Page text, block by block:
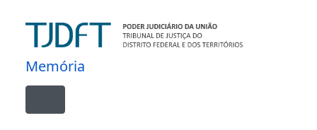
Memória
Toggle navigation